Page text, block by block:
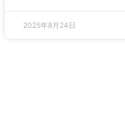
2025年8月24日